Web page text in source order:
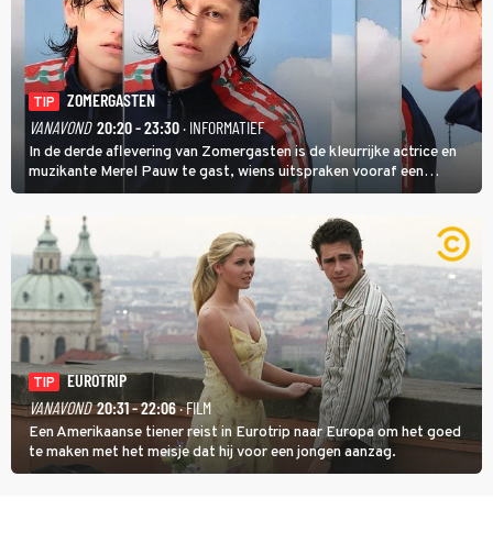
TIP
ZOMERGASTEN
VANAVOND 20:20 - 23:30· INFORMATIEF
In de derde aflevering van Zomergasten is de kleurrijke actrice en
muzikante Merel Pauw te gast, wiens uitspraken vooraf een
boeiende avond beloven: 'Mijn ideale televisieavond is zoals mijn
identiteit: grenzeloos, absurd en vol angsten'.
TIP
EUROTRIP
VANAVOND 20:31 - 22:06· FILM
Een Amerikaanse tiener reist in Eurotrip naar Europa om het goed
te maken met het meisje dat hij voor een jongen aanzag.